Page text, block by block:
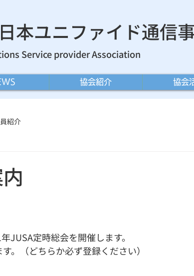
本ユニファイド通信
Service provider Association
協会紹介 協会
紹介
JUSA定時総会を開催します。
。（どちらか必ず登録ください）